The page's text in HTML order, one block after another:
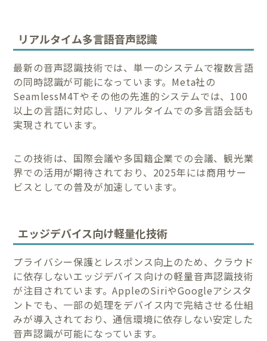
リアルタイム多言語音声認識
最新の音声認識技術では、単一のシステムで複数言語
の同時認識が可能になっています。Meta社の
SeamlessM4Tやその他の先進的システムでは、100
以上の言語に対応し、リアルタイムでの多言語会話も
実現されています。
この技術は、国際会議や多国籍企業での会議、観光業
界での活用が期待されており、2025年には商用サー
ビスとしての普及が加速しています。
エッジデバイス向け軽量化技術
プライバシー保護とレスポンス向上のため、クラウド
に依存しないエッジデバイス向けの軽量音声認識技術
が注目されています。AppleのSiriやGoogleアシスタ
ントでも、一部の処理をデバイス内で完結させる仕組
みが導入されており、通信環境に依存しない安定した
音声認識が可能になっています。